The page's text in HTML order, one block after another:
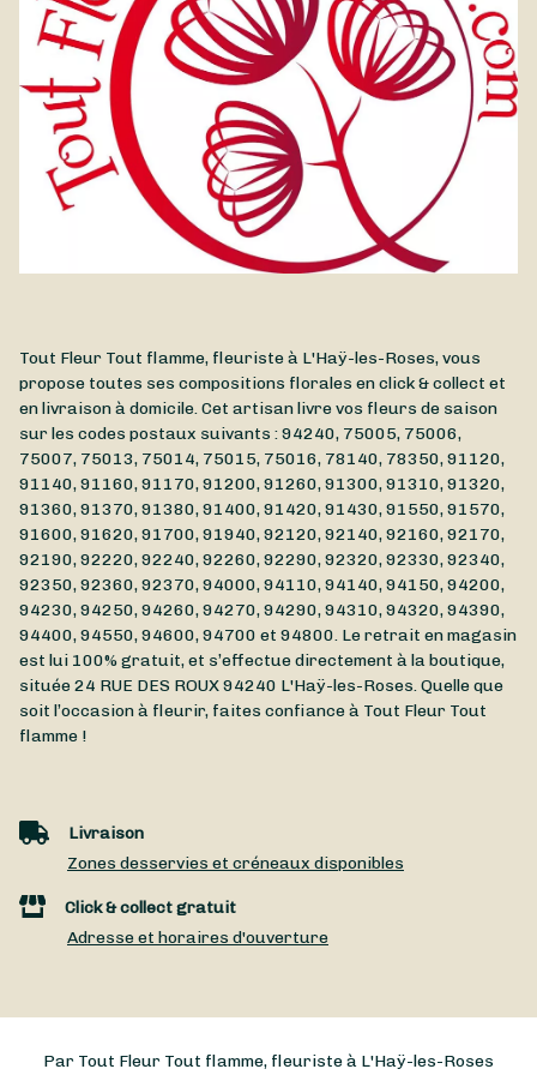
Tout Fleur Tout flamme, fleuriste à L'Haÿ-les-Roses, vous
propose toutes ses compositions florales en click & collect et
en livraison à domicile. Cet artisan livre vos fleurs de saison
sur les codes postaux suivants : 94240, 75005, 75006,
75007, 75013, 75014, 75015, 75016, 78140, 78350, 91120,
91140, 91160, 91170, 91200, 91260, 91300, 91310, 91320,
91360, 91370, 91380, 91400, 91420, 91430, 91550, 91570,
91600, 91620, 91700, 91940, 92120, 92140, 92160, 92170,
92190, 92220, 92240, 92260, 92290, 92320, 92330, 92340,
92350, 92360, 92370, 94000, 94110, 94140, 94150, 94200,
94230, 94250, 94260, 94270, 94290, 94310, 94320, 94390,
94400, 94550, 94600, 94700 et 94800. Le retrait en magasin
est lui 100% gratuit, et s’effectue directement à la boutique,
située24 RUE DES ROUX94240 L'Haÿ-les-Roses. Quelle que
soit l’occasion à fleurir, faites confiance à Tout Fleur Tout
flamme !
Livraison
Zones desservies et créneaux disponibles
Click & collect gratuit
Adresse et horaires d'ouverture
Par Tout Fleur Tout flamme, fleuriste à L'Haÿ-les-Roses